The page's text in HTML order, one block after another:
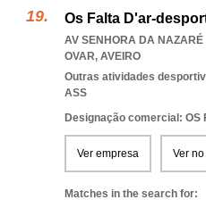
Os Falta D'ar-
AV SENHORA DA
OVAR, AVEIRO
Outras atividades
ASS
Designação comercial: OS
Ver empresa Ver
Matches in the search for: